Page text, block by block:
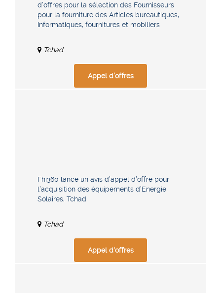
d’offres pour la sélection des Fournisseurs
pour la fourniture des Articles bureautiques,
Informatiques, fournitures et mobiliers
Tchad
Appel d'offres
Fhi360 lance un avis d’appel d’offre pour
l’acquisition des équipements d’Energie
Solaires, Tchad
Tchad
Appel d'offres